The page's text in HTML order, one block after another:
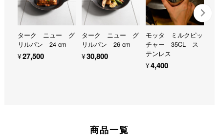
ターク ニュー グ
リルパン 24 cm
¥27,500
ターク ニュー グ
リルパン 26 cm
¥30,800
モッタ ミルクピッ
チャー 35CL ス
テンレス
¥4,400
商品一覧